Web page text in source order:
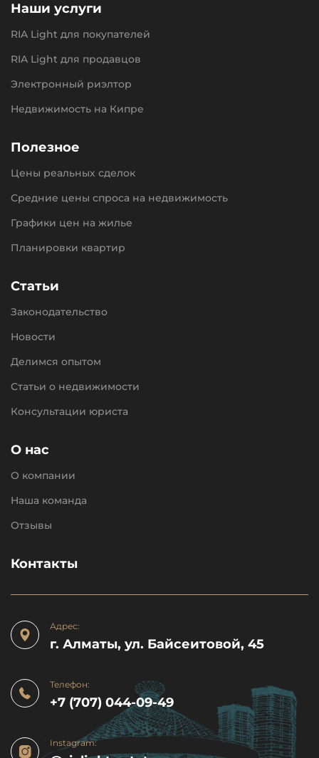
Наши услуги
RIA Light для покупателей
RIA Light для продавцов
Электронный риэлтор
Недвижимость на Кипре
Полезное
Цены реальных сделок
Средние цены спроса на недвижимость
Графики цен на жилье
Планировки квартир
Статьи
Законодательство
Новости
Делимся опытом
Статьи о недвижимости
Консультации юриста
О нас
О компании
Наша команда
Отзывы
Контакты
Адрес:
г. Алматы, ул. Байсеитовой, 45
Телефон:
+7 (707) 044-09-49
Instagram: